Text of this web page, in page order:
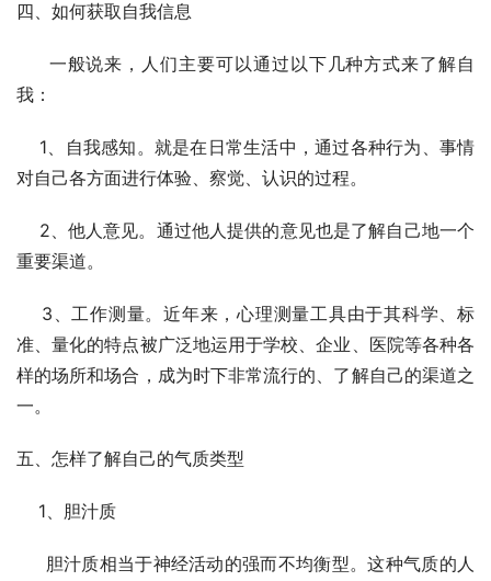
四、如何获取自我信息
一般说来，人们主要可以通过以下几种方式来了解自
我：
1、自我感知。就是在日常生活中，通过各种行为、事情
对自己各方面进行体验、察觉、认识的过程。
2、他人意见。通过他人提供的意见也是了解自己地一个
重要渠道。
3、工作测量。近年来，心理测量工具由于其科学、标
准、量化的特点被广泛地运用于学校、企业、医院等各种各
样的场所和场合，成为时下非常流行的、了解自己的渠道之
一。
五、怎样了解自己的气质类型
1、胆汁质
胆汁质相当于神经活动的强而不均衡型。这种气质的人